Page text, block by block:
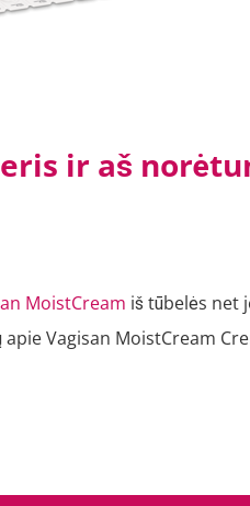
ir aš
MoistCream iš tūbelės net
Vagisan MoistCream